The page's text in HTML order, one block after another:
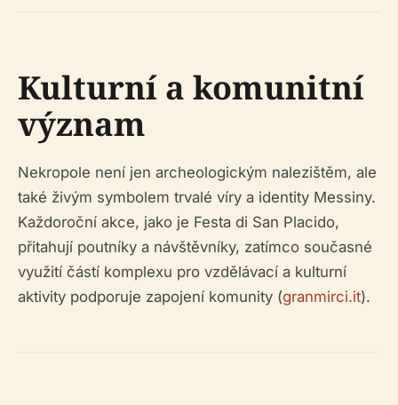
Kulturní a komunitní
význam
Nekropole není jen archeologickým nalezištěm, ale
také živým symbolem trvalé víry a identity Messiny.
Každoroční akce, jako je Festa di San Placido,
přitahují poutníky a návštěvníky, zatímco současné
využití částí komplexu pro vzdělávací a kulturní
aktivity podporuje zapojení komunity (granmirci.it).